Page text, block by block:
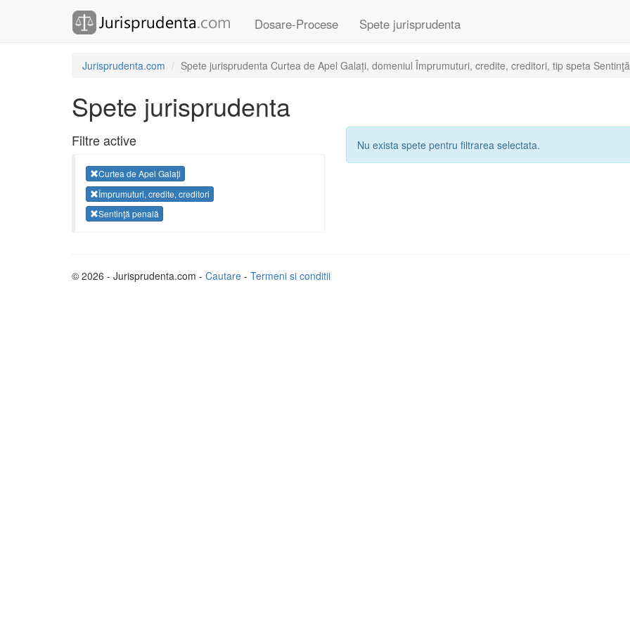
Dosare-Procese Spete jurisprudenta
Jurisprudenta.com Spete jurisprudenta Curtea de Apel Galați, domeniul Împrumuturi, credite, creditori, tip speta
Spete jurisprudenta
Filtre active
Curtea de Apel Galați
Împrumuturi, credite, creditori
Sentinţă penală
Nu exista spete pentru filtrarea selectata.
© 2026 - Jurisprudenta.com - Cautare - Termeni si conditii